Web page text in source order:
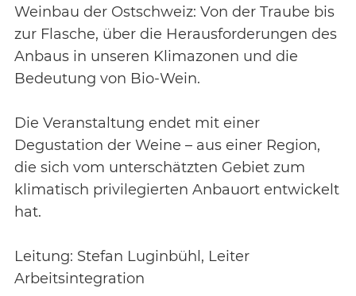
Weinbau der Ostschweiz: Von der Traube bis
zur Flasche, über die Herausforderungen des
Anbaus in unseren Klimazonen und die
Bedeutung von Bio-Wein.
Die Veranstaltung endet mit einer
Degustation der Weine – aus einer Region,
die sich vom unterschätzten Gebiet zum
klimatisch privilegierten Anbauort entwickelt
hat.
Leitung: Stefan Luginbühl, Leiter
Arbeitsintegration